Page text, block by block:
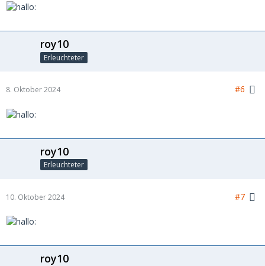
roy10
Erleuchteter
8. Oktober 2024 #6
roy10
Erleuchteter
10. Oktober 2024 #7
roy10